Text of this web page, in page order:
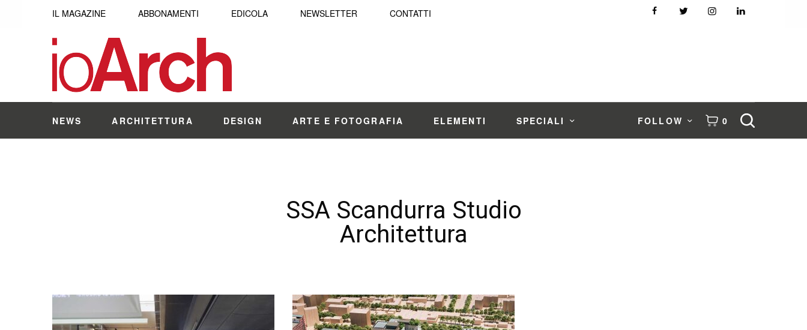
IL MAGAZINE ABBONAMENTI EDICOLA NEWSLETTER CONTATTI
NEWS ARCHITETTURA DESIGN ARTE E FOTOGRAFIA ELEMENTI SPECIALI FOLLOW 0
SSA Scandurra Studio
Architettura